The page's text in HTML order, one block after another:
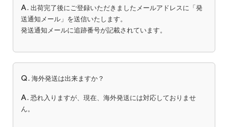
A. 出荷完了後にご登録いただきましたメールアドレスに「発
送通知メール」を送信いたします。
発送通知メールに追跡番号が記載されています。
Q. 海外発送は出来ますか？
A. 恐れ入りますが、現在、海外発送には対応しておりませ
ん。